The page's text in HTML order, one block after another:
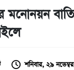
মনোনয়ন
শনিবার, ২৯